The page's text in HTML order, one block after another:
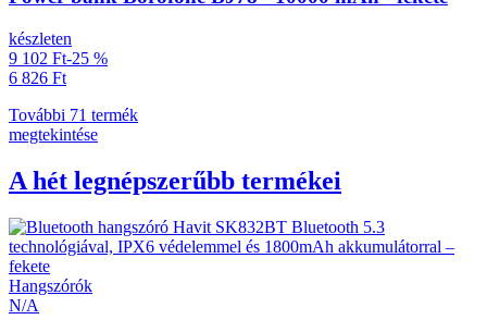
készleten
9 102 Ft-25 %
6 826 Ft
További 71 termék
megtekintése
A hét legnépszerűbb termékei
Hangszórók
N/A